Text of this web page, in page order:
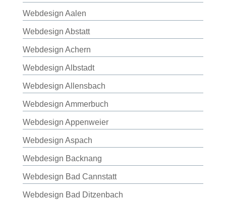
Webdesign Aalen
Webdesign Abstatt
Webdesign Achern
Webdesign Albstadt
Webdesign Allensbach
Webdesign Ammerbuch
Webdesign Appenweier
Webdesign Aspach
Webdesign Backnang
Webdesign Bad Cannstatt
Webdesign Bad Ditzenbach